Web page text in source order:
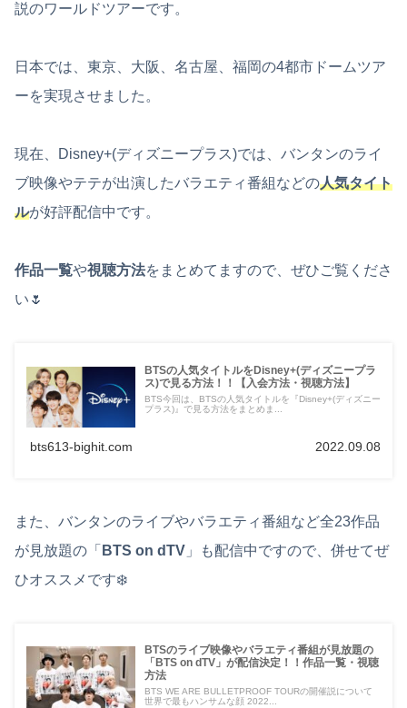
説のワールドツアーです。
日本では、東京、大阪、名古屋、福岡の4都市ドームツア
ーを実現させました。
現在、Disney+(ディズニープラス)では、バンタンのライ
ブ映像やテテが出演したバラエティ番組などの人気タイト
ルが好評配信中です。
作品一覧や視聴方法をまとめてますので、ぜひご覧くださ
い🌷
BTSの人気タイトルをDisney+(ディズニープラ
ス)で見る方法！！【入会方法・視聴方法】
BTS今回は、BTSの人気タイトルを『Disney+(ディズニー
プラス)』で見る方法をまとめま...
bts613-bighit.com 2022.09.08
また、バンタンのライブやバラエティ番組など全23作品
が見放題の「 BTS on dTV 」も配信中ですので、併せてぜ
ひオススメです❄️
BTSのライブ映像やバラエティ番組が見放題の
「BTS on dTV」が配信決定！！作品一覧・視聴
方法
BTS WE ARE BULLETPROOF TOURの開催説について
世界で最もハンサムな顔 2022...